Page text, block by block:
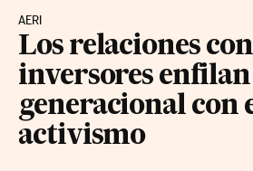
AERI
Los relaciones con
inversores enfilan
generacional con
activismo